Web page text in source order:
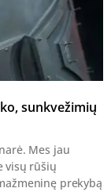
sunkvežimių
Mes jau
visų rūšių
prekybą